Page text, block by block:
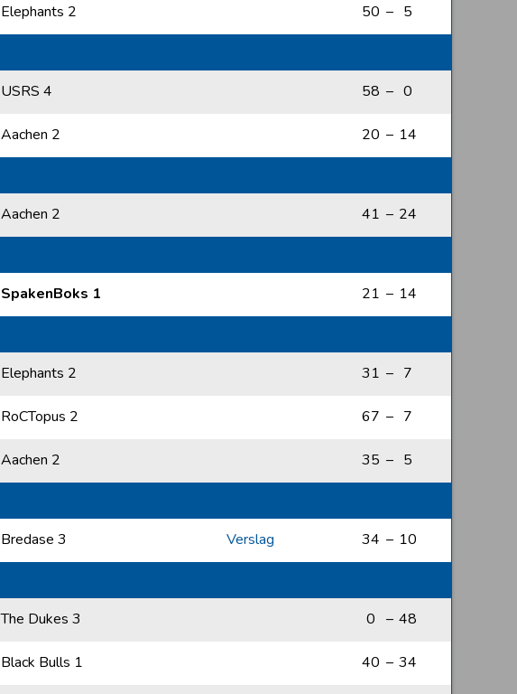
Elephants 2 50 – 5
USRS 4 58 – 0
Aachen 2 20 – 14
Aachen 2 41 – 24
SpakenBoks 1 21 – 14
Elephants 2 31 – 7
RoCTopus 2 67 – 7
Aachen 2 35 – 5
Bredase 3 Verslag 34 – 10
The Dukes 3 0 – 48
Black Bulls 1 40 – 34